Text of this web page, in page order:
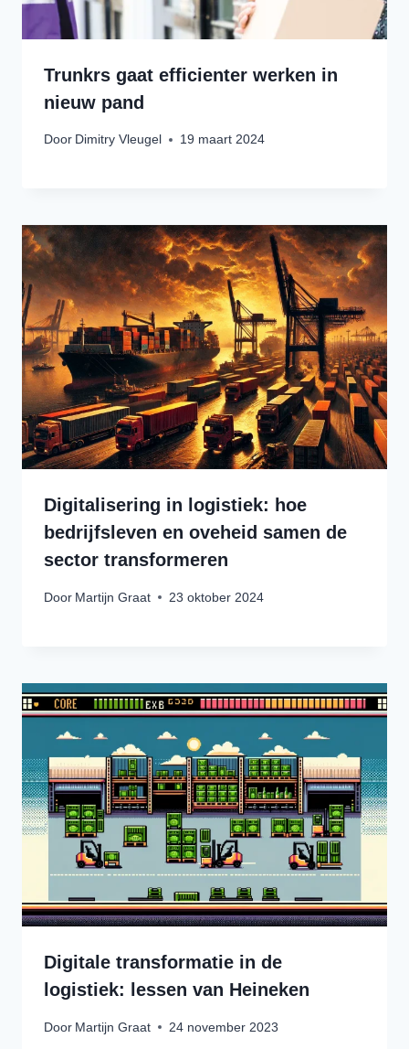
Trunkrs gaat efficienter werken in
nieuw pand
Door Dimitry Vleugel 19 maart 2024
Digitalisering in logistiek: hoe
bedrijfsleven en oveheid samen de
sector transformeren
Door Martijn Graat 23 oktober 2024
Digitale transformatie in de
logistiek: lessen van Heineken
Door Martijn Graat 24 november 2023